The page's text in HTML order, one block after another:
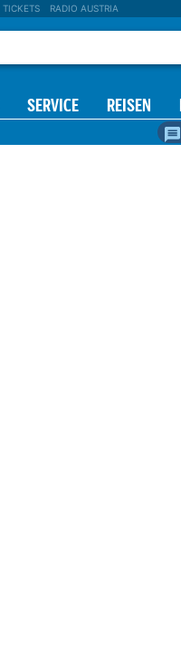
TICKETS RADIO AUSTRIA
SERVICE REISEN